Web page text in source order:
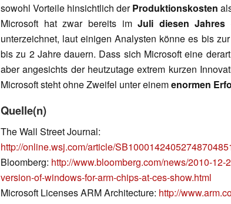
sowohl Vorteile hinsichtlich derProduktionskosten
Microsoft hat zwar bereits imJuli diesen Jahres
unterzeichnet, laut einigen Analysten könne es bis
bis zu 2 Jahre dauern. Dass sich Microsoft eine
aber angesichts der heutzutage extrem kurzen
Microsoft steht ohne Zweifel unter einemenormen
Quelle(n)
The Wall Street Journal:
http://online.wsj.com/article/
Bloomberg: http://www.bloomberg.com/news/2010-
version-of-windows-for-arm-chips-at-ces-show.html
Microsoft Licenses ARM Architecture: http://